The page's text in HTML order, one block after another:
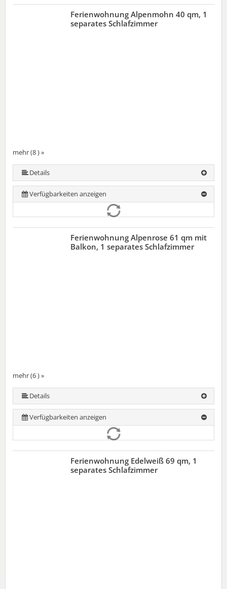
mehr (8 ) »
mehr (8 ) »
mehr (8 ) »
mehr (8 ) »
mehr (8 ) »
Ferienwohnung Alpenmohn 40 qm, 1
separates Schlafzimmer
Details
Verfügbarkeiten anzeigen
mehr (6 ) »
mehr (6 ) »
mehr (6 ) »
Ferienwohnung Alpenrose 61 qm mit
Balkon, 1 separates Schlafzimmer
Details
Verfügbarkeiten anzeigen
Ferienwohnung Edelweiß 69 qm, 1
separates Schlafzimmer